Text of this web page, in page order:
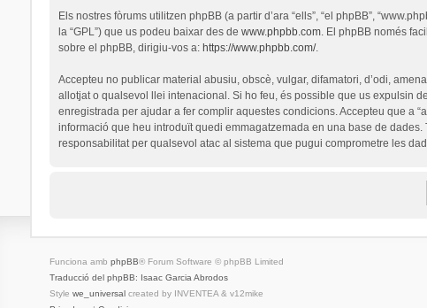
Els nostres fòrums utilitzen phpBB (a partir d’ara “ells”, “el phpBB”,
la “GPL”) que us podeu baixar des de www.phpbb.com. El phpBB només
sobre el phpBB, dirigiu-vos a: https://www.phpbb.com/.
Accepteu no publicar material abusiu, obscè, vulgar, difamatori, d’odi,
allotjat o qualsevol llei intenacional. Si ho feu, és possible que us expulsin
enregistrada per ajudar a fer complir aquestes condicions. Accepteu que a
informació que heu introduït quedi emmagatzemada en una base de
responsabilitat per qualsevol atac al sistema que pugui comprometre les
Funciona amb phpBB® Forum Software © phpBB Limited
Traducció del phpBB: Isaac Garcia Abrodos
Style we_universalcreated by INVENTEA & v12mike